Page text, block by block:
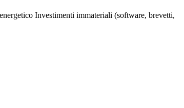
Investimenti immateriali (software, brevetti,